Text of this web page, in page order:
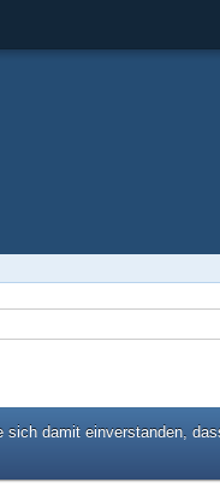
damit einverstanden,